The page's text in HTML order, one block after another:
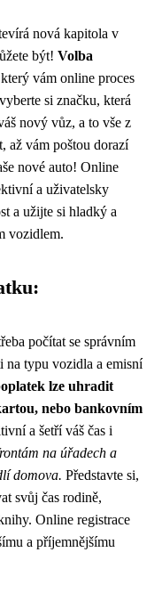
nová kapitola v
být! Volba
vám online proces
si značku, která
nový vůz, a to vše z
až vám poštou dorazí
nové auto! Online
a uživatelsky
a užijte si hladký a
vozidlem.
počítat se správním
na typu vozidla a emisní
lze uhradit
nebo bankovním
a šetří váš čas i
na úřadech a
domova. Představte si,
svůj čas rodině,
Online registrace
a příjemnějšímu